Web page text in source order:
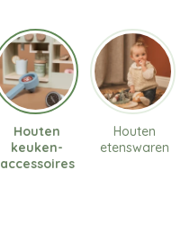
Houten
keuken-
accessoires
Houten
etenswaren